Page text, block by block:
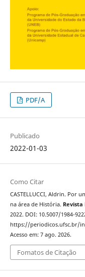
PDF/A
Publicado
2022-01-03
Como Citar
CASTELLUCCI, Aldrin. Por
na área de História. Revista
2022. DOI: 10.5007/1984-
https://periodicos.ufsc.br/
Acesso em: 7 ago. 2026.
Fomatos de Citação